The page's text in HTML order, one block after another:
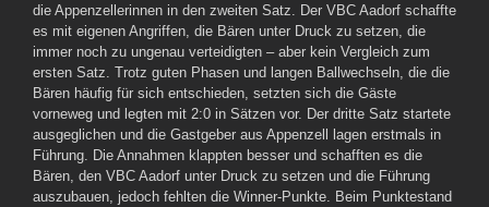
die Appenzellerinnen in den zweiten Satz. Der VBC Aadorf schaffte
es mit eigenen Angriffen, die Bären unter Druck zu setzen, die
immer noch zu ungenau verteidigten – aber kein Vergleich zum
ersten Satz. Trotz guten Phasen und langen Ballwechseln, die die
Bären häufig für sich entschieden, setzten sich die Gäste
vorneweg und legten mit 2:0 in Sätzen vor. Der dritte Satz startete
ausgeglichen und die Gastgeber aus Appenzell lagen erstmals in
Führung. Die Annahmen klappten besser und schafften es die
Bären, den VBC Aadorf unter Druck zu setzen und die Führung
auszubauen, jedoch fehlten die Winner-Punkte. Beim Punktestand